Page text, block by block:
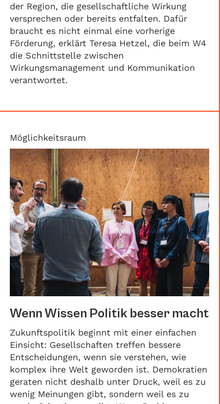
der Region, die gesellschaftliche Wirkung
versprechen oder bereits entfalten. Dafür
braucht es nicht einmal eine vorherige
Förderung, erklärt Teresa Hetzel, die beim W4
die Schnittstelle zwischen
Wirkungsmanagement und Kommunikation
verantwortet.
Möglichkeitsraum
Wenn Wissen Politik besser macht
Zukunftspolitik beginnt mit einer einfachen
Einsicht: Gesellschaften treffen bessere
Entscheidungen, wenn sie verstehen, wie
komplex ihre Welt geworden ist. Demokratien
geraten nicht deshalb unter Druck, weil es zu
wenig Meinungen gibt, sondern weil es zu